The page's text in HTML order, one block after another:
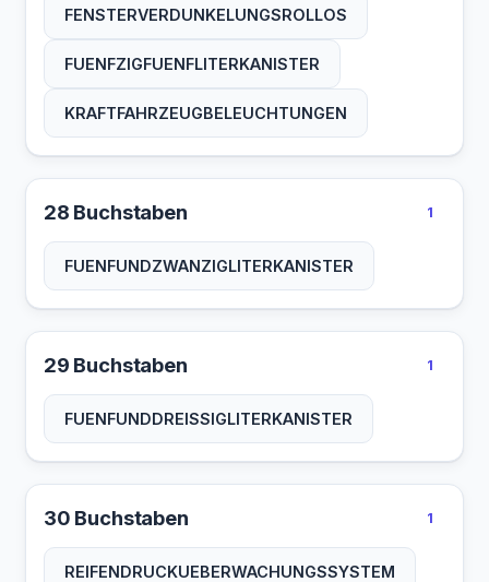
FENSTERVERDUNKELUNGSROLLOS
FUENFZIGFUENFLITERKANISTER
KRAFTFAHRZEUGBELEUCHTUNGEN
28 Buchstaben 1
FUENFUNDZWANZIGLITERKANISTER
29 Buchstaben 1
FUENFUNDDREISSIGLITERKANISTER
30 Buchstaben 1
REIFENDRUCKUEBERWACHUNGSSYSTEM